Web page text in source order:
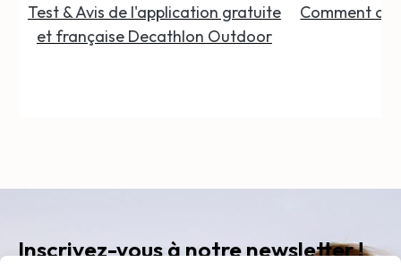
Test & Avis de l'application gratuite
et française Decathlon Outdoor
Comment
Inscrivez-vous à notre newsletter !